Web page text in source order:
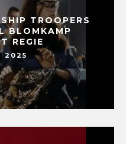
TROOPERS
BLOMKAMP
REGIE
2025